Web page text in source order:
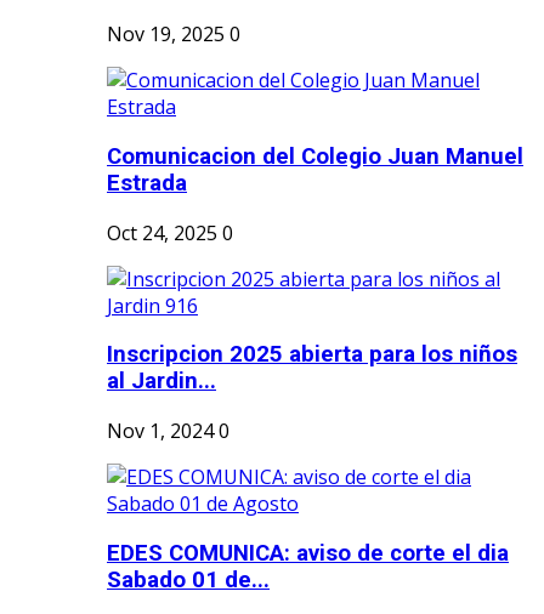
Nov 19, 2025 0
Comunicacion del Colegio Juan Manuel
Estrada
Oct 24, 2025 0
Inscripcion 2025 abierta para los niños
al Jardin...
Nov 1, 20240
EDES COMUNICA: aviso de corte el dia
Sabado 01 de...